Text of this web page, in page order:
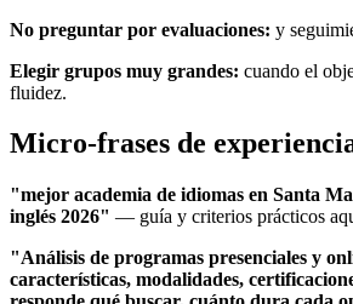
No preguntar por evaluaciones: y
Elegir grupos muy grandes: cuando el
fluidez.
Micro-frases de
"mejor academia de idiomas en Santa
inglés 2026" — guía y criterios prácticos
"Análisis de programas presenciales y
características, modalidades,